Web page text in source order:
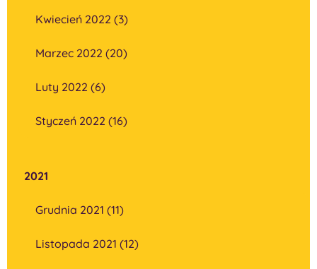
Kwiecień 2022 (3)
Marzec 2022 (20)
Luty 2022 (6)
Styczeń 2022 (16)
2021
Grudnia 2021 (11)
Listopada 2021 (12)